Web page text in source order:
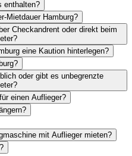
enthalten?
Mietdauer Hamburg?
Checkandrent oder direkt beim
eine Kaution hinterlegen?
oder gibt es unbegrenzte
einen Auflieger?
mit Auflieger mieten?